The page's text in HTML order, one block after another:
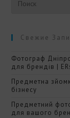
Свежие
Фотограф
для брендів |
Предметна
бізнесу
Предметний
для вашого